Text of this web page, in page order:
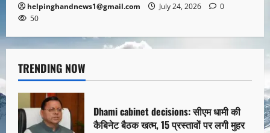
helpinghandnews1@gmail.com July 24, 2026
0
50
TRENDING NOW
Dhami cabinet decisions: सीएम धामी की
कैबिनेट बैठक खत्म, 15 प्रस्तावों पर लगी मुहर